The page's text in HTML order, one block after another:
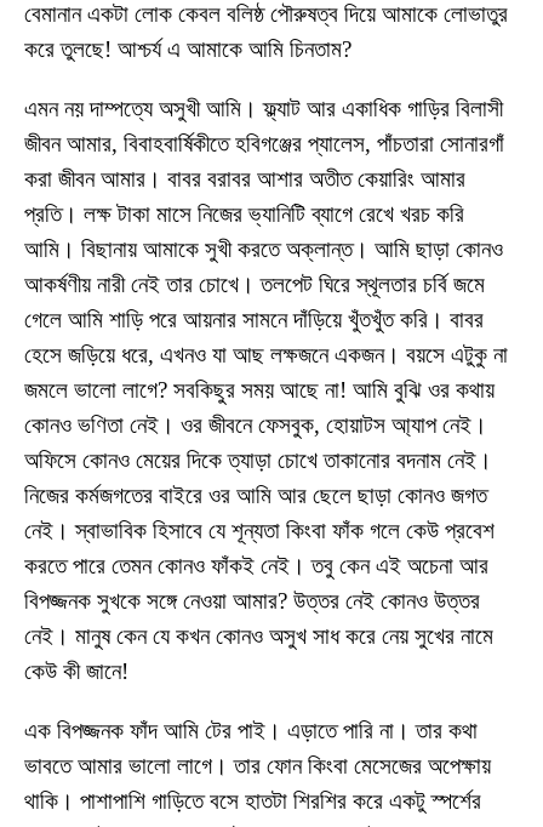
বেমানান একটা লোক কেবল বলিষ্ঠ পৌরুষত্ব দিয়ে আমাকে লোভাতুর
করে তুলছে! আশ্চর্য এ আমাকে আমি চিনতাম?
এমন নয় দাম্পত্যে অসুখী আমি। ফ্ল্যাট আর একাধিক গাড়ির বিলাসী
জীবন আমার, বিবাহবার্ষিকীতে হবিগঞ্জের প্যালেস, পাঁচতারা সোনারগাঁ
করা জীবন আমার। বাবর বরাবর আশার অতীত কেয়ারিং আমার
প্রতি। লক্ষ টাকা মাসে নিজের ভ্যানিটি ব্যাগে রেখে খরচ করি
আমি। বিছানায় আমাকে সুখী করতে অক্লান্ত। আমি ছাড়া কোনও
আকর্ষণীয় নারী নেই তার চোখে। তলপেট ঘিরে স্থূলতার চর্বি জমে
গেলে আমি শাড়ি পরে আয়নার সামনে দাঁড়িয়ে খুঁতখুঁত করি। বাবর
হেসে জড়িয়ে ধরে, এখনও যা আছ লক্ষজনে একজন। বয়সে এটুকু না
জমলে ভালো লাগে? সবকিছুর সময় আছে না! আমি বুঝি ওর কথায়
কোনও ভণিতা নেই। ওর জীবনে ফেসবুক, হোয়াটস আ্যাপ নেই।
অফিসে কোনও মেয়ের দিকে ত্যাড়া চোখে তাকানোর বদনাম নেই।
নিজের কর্মজগতের বাইরে ওর আমি আর ছেলে ছাড়া কোনও জগত
নেই। স্বাভাবিক হিসাবে যে শূন্যতা কিংবা ফাঁক গলে কেউ প্রবেশ
করতে পারে তেমন কোনও ফাঁকই নেই। তবু কেন এই অচেনা আর
বিপজ্জনক সুখকে সঙ্গে নেওয়া আমার? উত্তর নেই কোনও উত্তর
নেই। মানুষ কেন যে কখন কোনও অসুখ সাধ করে নেয় সুখের নামে
কেউ কী জানে!
এক বিপজ্জনক ফাঁদ আমি টের পাই। এড়াতে পারি না। তার কথা
ভাবতে আমার ভালো লাগে। তার ফোন কিংবা মেসেজের অপেক্ষায়
থাকি। পাশাপাশি গাড়িতে বসে হাতটা শিরশির করে একটু স্পর্শের